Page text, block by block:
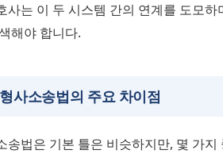
사는 이 두 시스템 간의 연계를 도모
해야 합니다.
사소송법의 주요 차이점
송법은 기본 틀은 비슷하지만, 몇 가